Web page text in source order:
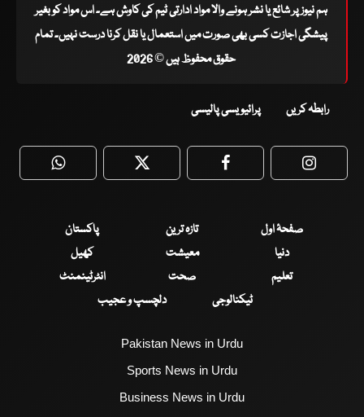
ہم نیوز پر شائع یا نشر ہونے والا مواد ادارتی ٹیم کی کاوش ہے۔ اس مواد کو بغیر
پیشگی اجازت کسی بھی صورت میں استعمال یا نقل کرنا درست نہیں۔ تمام
حقوق محفوظ ہیں © 2026
رابطہ کریں پرائیویسی پالیسی
WhatsApp Twitter Facebook
صفحۂ اول تازہ ترین
پاکستان
دنیا
معیشت
کھیل
تعلیم
صحت
انٹرٹینمنٹ
ٹیکنالوجی
دلچسپ و عجیب
Pakistan News in Urdu
Sports News in Urdu
Business News in Urdu